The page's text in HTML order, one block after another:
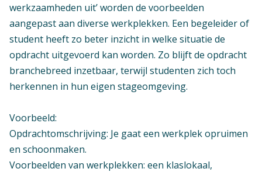
werkzaamheden uit’ worden de voorbeelden
aangepast aan diverse werkplekken. Een begeleider of
student heeft zo beter inzicht in welke situatie de
opdracht uitgevoerd kan worden. Zo blijft de opdracht
branchebreed inzetbaar, terwijl studenten zich toch
herkennen in hun eigen stageomgeving.
Voorbeeld:
Opdrachtomschrijving: Je gaat een werkplek opruimen
en schoonmaken.
Voorbeelden van werkplekken: een klaslokaal,